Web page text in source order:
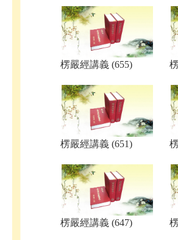
楞嚴經講義 (655)
楞嚴經講義 (651)
楞嚴經講義 (647)